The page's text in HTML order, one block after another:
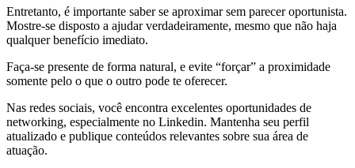
Entretanto, é importante saber se aproximar sem parecer oportunista.
Mostre-se disposto a ajudar verdadeiramente, mesmo que não haja
qualquer benefício imediato.
Faça-se presente de forma natural, e evite “forçar” a proximidade
somente pelo o que o outro pode te oferecer.
Nas redes sociais, você encontra excelentes oportunidades de
networking, especialmente no Linkedin. Mantenha seu perfil
atualizado e publique conteúdos relevantes sobre sua área de
atuação.